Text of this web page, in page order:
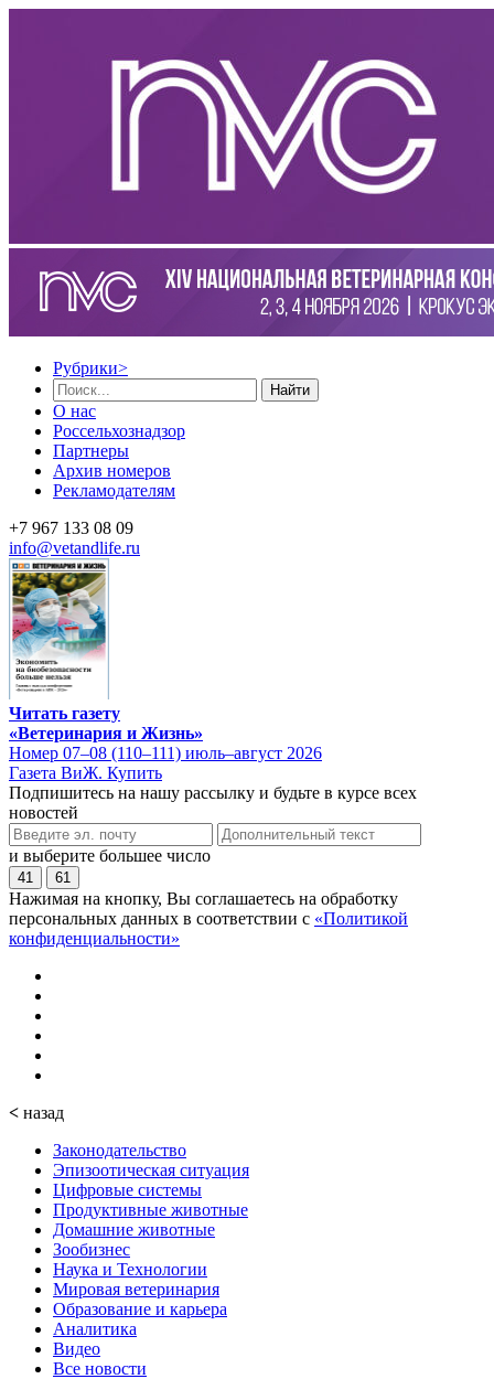
Рубрики>
Найти
О нас
Россельхознадзор
Партнеры
Архив номеров
Рекламодателям
+7 967 133 08 09
info@vetandlife.ru
Читать газету
«Ветеринария и Жизнь»
Номер 07–08 (110–111) июль–август 2026
Газета ВиЖ. Купить
Подпишитесь на нашу рассылку и будьте в курсе всех
новостей
и выберите большее число
41 61
Нажимая на кнопку, Вы соглашаетесь на обработку
персональных данных в соответствии с «Политикой
конфиденциальности»
< назад
Законодательство
Эпизоотическая ситуация
Цифровые системы
Продуктивные животные
Домашние животные
Зообизнес
Наука и Технологии
Мировая ветеринария
Образование и карьера
Аналитика
Видео
Все новости